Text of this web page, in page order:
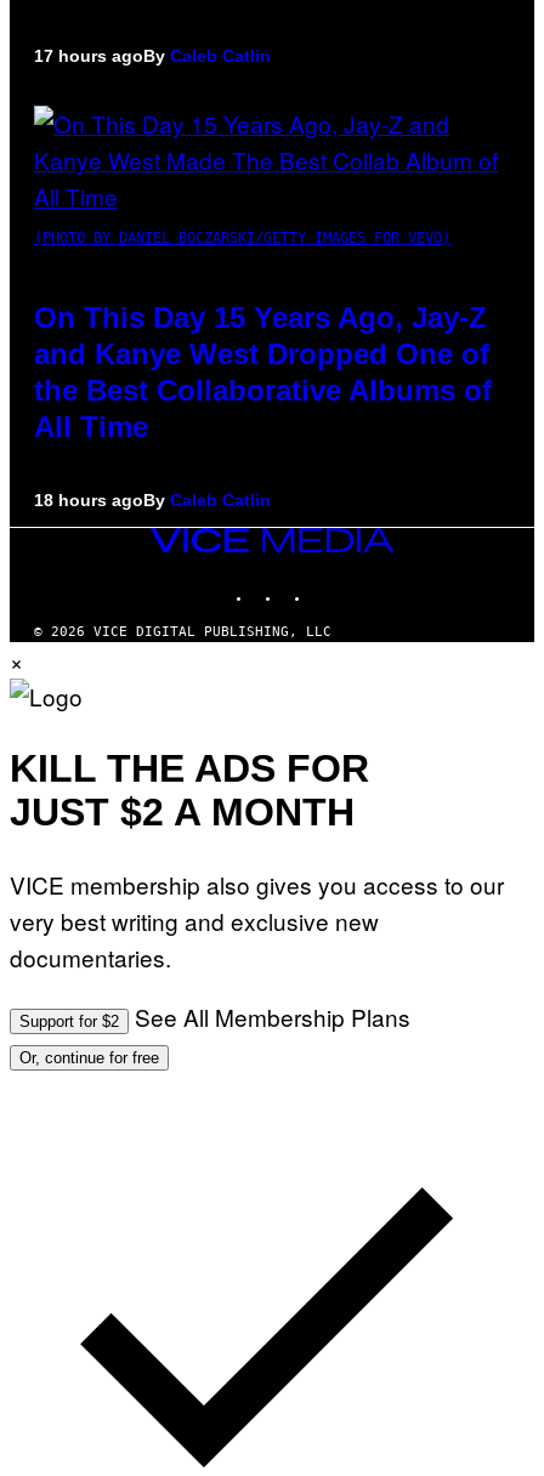
17 hours agoBy Caleb Catlin
(PHOTO BY DANIEL BOCZARSKI/GETTY IMAGES FOR VEVO)
On This Day 15 Years Ago, Jay-Z
and Kanye West Dropped One of
the Best Collaborative Albums of
All Time
18 hours agoBy Caleb Catlin
VICE
MEDIA
© 2026 VICE DIGITAL PUBLISHING, LLC
×
KILL THE ADS FOR
JUST $2 A MONTH
VICE membership also gives you access to our
very best writing and exclusive new
documentaries.
Support for $2 See All Membership Plans
Or, continue for free